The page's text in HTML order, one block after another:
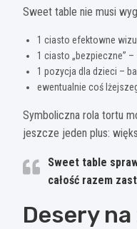
Sweet table nie musi
1 ciasto efektowne
1 ciasto „bezpieczne”
1 pozycja dla dzieci –
ewentualnie coś
Symboliczna rola tortu
jeszcze jeden plus:
Sweet table
całość razem
Desery